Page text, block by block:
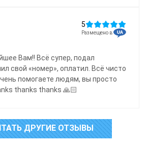
5
Размещено в
Вам!! Всё супер, подал
свой «номер», оплатил. Всё чисто
помогаете людям, вы просто
thanks thanks 🙏🏻
ДРУГИЕ ОТЗЫВЫ